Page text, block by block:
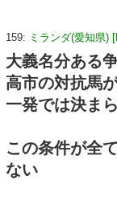
159: ミランダ(愛知県)
大義名分ある
高市の対抗馬
一発では決ま
この条件が全
ない